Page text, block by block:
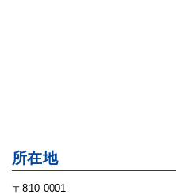
所在地
〒810-0001